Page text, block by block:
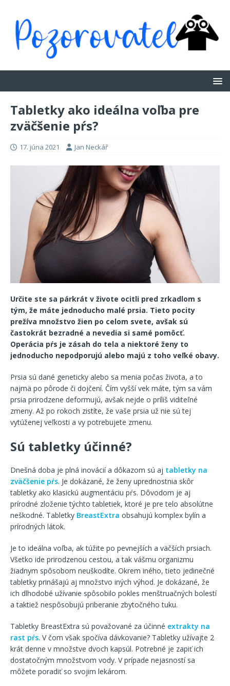
Tabletky ako ideálna voľba pre
zväčšenie pŕs?
17. júna 2021 Jan Neckář
Určite ste sa párkrát v živote ocitli pred zrkadlom s
tým, že máte jednoducho malé prsia. Tieto pocity
prežíva množstvo žien po celom svete, avšak sú
častokrát bezradné a nevedia si samé pomôcť.
Operácia pŕs je zásah do tela a niektoré ženy to
jednoducho nepodporujú alebo majú z toho veľké obavy.
Prsia sú dané geneticky alebo sa menia počas života, a to
najmä po pôrode či dojčení. Čím vyšší vek máte, tým sa vám
prsia prirodzene deformujú, avšak nejde o príliš viditeľné
zmeny. Až po rokoch zistíte, že vaše prsia už nie sú tej
vytúženej veľkosti a vy potrebujete zmenu.
Sú tabletky účinné?
Dnešná doba je plná inovácií a dôkazom sú aj tabletky na
zväčšenie pŕs. Je dokázané, že ženy uprednostnia skôr
tabletky ako klasickú augmentáciu pŕs. Dôvodom je aj
prírodné zloženie týchto tabletiek, ktoré je pre telo absolútne
neškodné. Tabletky BreastExtra obsahujú komplex bylín a
prírodných látok.
Je to ideálna voľba, ak túžite po pevnejších a väčších prsiach.
Všetko ide prirodzenou cestou, a tak vášmu organizmu
žiadnym spôsobom neuškodíte. Okrem iného, tieto jedinečné
tabletky prinášajú aj množstvo iných výhod. Je dokázané, že
ich dlhodobé užívanie spôsobilo pokles menštruačných bolestí
a taktiež nespôsobujú priberanie zbytočného tuku.
Tabletky BreastExtra sú považované za účinné extrakty na
rast pŕs. V čom však spočíva dávkovanie? Tabletky užívajte 2
krát denne v množstve dvoch kapsúl. Potrebné je zapiť ich
dostatočným množstvom vody. V prípade nejasností sa
môžete poradiť so svojim lekárom.